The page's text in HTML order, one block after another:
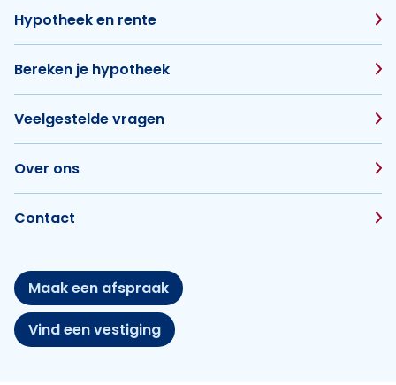
Hypotheek en rente
Bereken je hypotheek
Veelgestelde vragen
Over ons
Contact
Maak een afspraak
Vind een vestiging